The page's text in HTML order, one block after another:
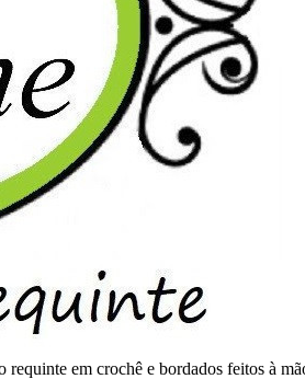
requinte em crochê e bordados feitos à